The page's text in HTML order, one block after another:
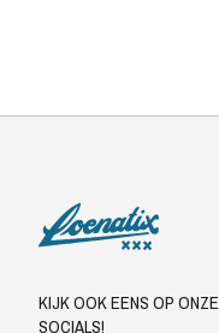
KIJK OOK EENS OP ONZE
SOCIALS!